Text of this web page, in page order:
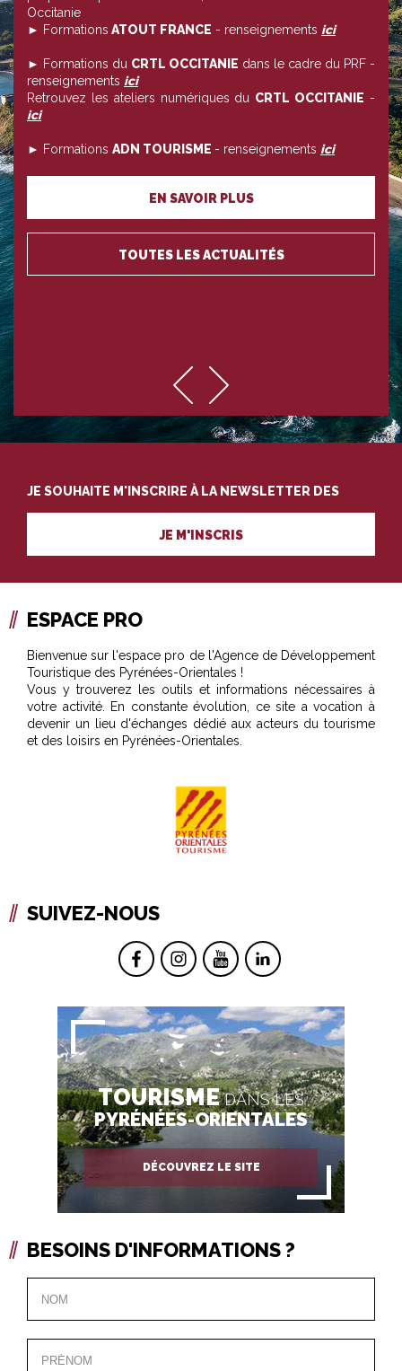
Occitanie
► Formations ATOUT FRANCE - renseignements ici
► Formations du CRTL OCCITANIE dans le cadre du PRF -
renseignements ici
Retrouvez les ateliers numériques du CRTL OCCITANIE -
ici
► Formations ADN TOURISME - renseignements ici
EN SAVOIR PLUS
TOUTES LES ACTUALITÉS
JE SOUHAITE M'INSCRIRE À LA NEWSLETTER DES
PROFESSIONNELS DU TOURISME
JE M'INSCRIS
ESPACE PRO
Bienvenue sur l'espace pro de l'Agence de Développement
Touristique des Pyrénées-Orientales !
Vous y trouverez les outils et informations nécessaires à
votre activité. En constante évolution, ce site a vocation à
devenir un lieu d'échanges dédié aux acteurs du tourisme
et des loisirs en Pyrénées-Orientales.
SUIVEZ-NOUS
TOURISMEDANS LES
PYRÉNÉES-ORIENTALES
DÉCOUVREZ LE SITE
BESOINS D'INFORMATIONS ?